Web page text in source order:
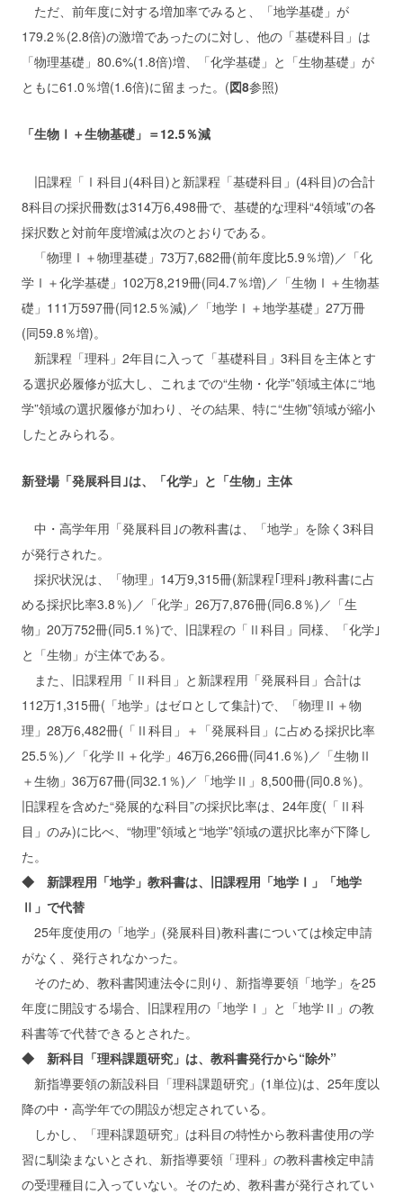
ただ、前年度に対する増加率でみると、「地学基礎」が
179.2％(2.8倍)の激増であったのに対し、他の「基礎科目」は
「物理基礎」80.6%(1.8倍)増、「化学基礎」と「生物基礎」が
ともに61.0％増(1.6倍)に留まった。(図8参照)
「生物Ⅰ＋生物基礎」＝12.5％減
旧課程「Ⅰ科目｣(4科目)と新課程「基礎科目」(4科目)の合計
8科目の採択冊数は314万6,498冊で、基礎的な理科“4領域”の各
採択数と対前年度増減は次のとおりである。
「物理Ⅰ＋物理基礎」73万7,682冊(前年度比5.9％増)／「化
学Ⅰ＋化学基礎」102万8,219冊(同4.7％増)／「生物Ⅰ＋生物基
礎」111万597冊(同12.5％減)／「地学Ⅰ＋地学基礎」27万冊
(同59.8％増)。
新課程「理科」2年目に入って「基礎科目」3科目を主体とす
る選択必履修が拡大し、これまでの“生物・化学”領域主体に“地
学”領域の選択履修が加わり、その結果、特に“生物”領域が縮小
したとみられる。
新登場「発展科目｣は、「化学」と「生物」主体
中・高学年用「発展科目｣の教科書は、「地学」を除く3科目
が発行された。
採択状況は、「物理」14万9,315冊(新課程｢理科｣教科書に占
める採択比率3.8％)／「化学」26万7,876冊(同6.8％)／「生
物」20万752冊(同5.1％)で、旧課程の「Ⅱ科目」同様、「化学｣
と「生物」が主体である。
また、旧課程用「Ⅱ科目」と新課程用「発展科目」合計は
112万1,315冊(「地学」はゼロとして集計)で、「物理Ⅱ＋物
理」28万6,482冊(「Ⅱ科目」＋「発展科目」に占める採択比率
25.5％)／「化学Ⅱ＋化学」46万6,266冊(同41.6％)／「生物Ⅱ
＋生物」36万67冊(同32.1％)／「地学Ⅱ」8,500冊(同0.8％)。
旧課程を含めた“発展的な科目”の採択比率は、24年度(「Ⅱ科
目」のみ)に比べ、“物理”領域と“地学”領域の選択比率が下降し
た。
◆ 新課程用「地学」教科書は、旧課程用「地学Ⅰ」「地学
Ⅱ」で代替
25年度使用の「地学」(発展科目)教科書については検定申請
がなく、発行されなかった。
そのため、教科書関連法令に則り、新指導要領「地学」を25
年度に開設する場合、旧課程用の「地学Ⅰ」と「地学Ⅱ」の教
科書等で代替できるとされた。
◆ 新科目「理科課題研究」は、教科書発行から“除外”
新指導要領の新設科目「理科課題研究」(1単位)は、25年度以
降の中・高学年での開設が想定されている。
しかし、「理科課題研究」は科目の特性から教科書使用の学
習に馴染まないとされ、新指導要領「理科」の教科書検定申請
の受理種目に入っていない。そのため、教科書が発行されてい